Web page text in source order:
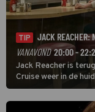
TIP
JACK REACHER:
VANAVOND 20:00 -
Jack Reacher is
Cruise weer in de